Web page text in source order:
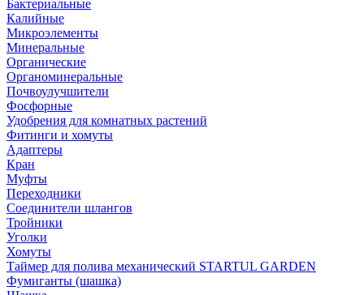
Бактериальные
Калийные
Микроэлементы
Минеральные
Органические
Органоминеральные
Почвоулучшители
Фосфорные
Удобрения для комнатных растений
Фитинги и хомуты
Адаптеры
Кран
Муфты
Переходники
Соединители шлангов
Тройники
Уголки
Хомуты
Таймер для полива механический STARTUL GARDEN
Фумиганты (шашка)